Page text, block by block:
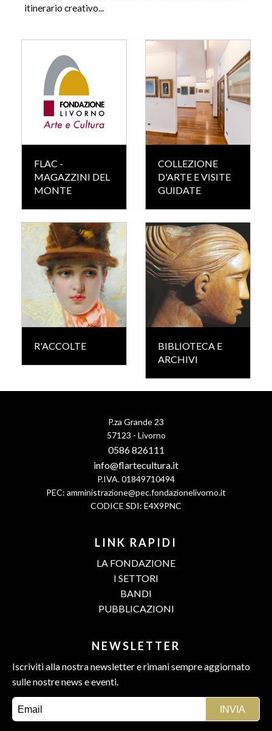
itinerario creativo...
FLAC -
MAGAZZINI DEL
MONTE
COLLEZIONE
D'ARTE E VISITE
GUIDATE
R'ACCOLTE
BIBLIOTECA E
ARCHIVI
P.za Grande 23
57123 - Livorno
0586 826111
info@flartecultura.it
P.IVA. 01849710494
PEC: amministrazione@pec.fondazionelivorno.it
CODICE SDI: E4X9PNC
LINK RAPIDI
LA FONDAZIONE
I SETTORI
BANDI
PUBBLICAZIONI
NEWSLETTER
Iscriviti alla nostra newsletter e rimani sempre aggiornato
sulle nostre news e eventi.